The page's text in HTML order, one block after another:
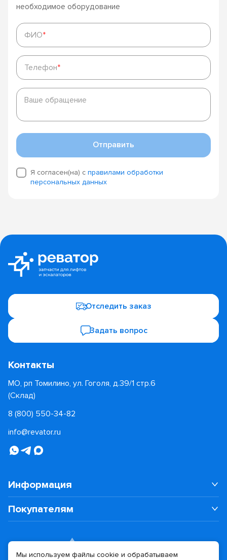
необходимое оборудование
ФИО*
ФИО*
Телефон*
Телефон*
Ваше
обращение
Ваше обращение
Отправить
Я согласен(на) с правилами обработки
персональных данных
Отследить заказ
Задать вопрос
Контакты
МО, рп Томилино, ул. Гоголя, д.39/1 стр.6
(Склад)
8 (800) 550-34-82
info@revator.ru
Информация
Покупателям
Мы используем файлы cookie и обрабатываем